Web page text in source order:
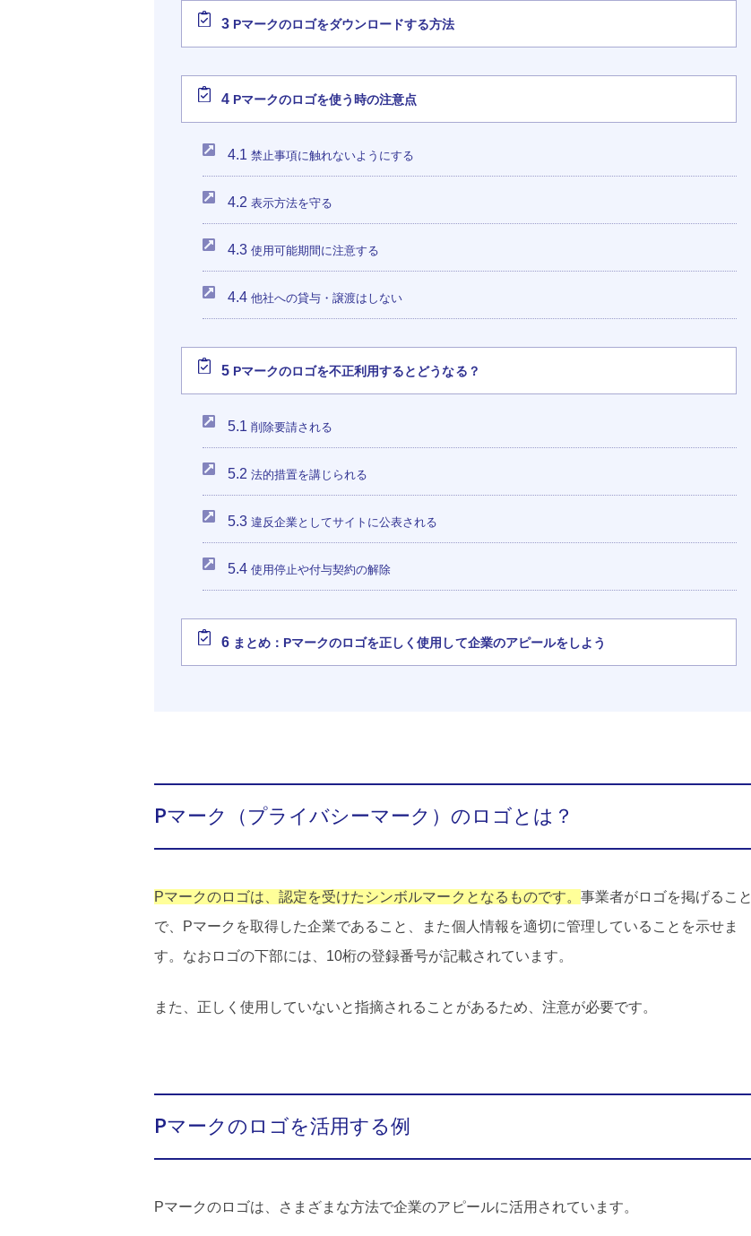
3 Pマークのロゴをダウンロードする方法
4 Pマークのロゴを使う時の注意点
4.1 禁止事項に触れないようにする
4.2 表示方法を守る
4.3 使用可能期間に注意する
4.4 他社への貸与・譲渡はしない
5 Pマークのロゴを不正利用するとどうなる？
5.1 削除要請される
5.2 法的措置を講じられる
5.3 違反企業としてサイトに公表される
5.4 使用停止や付与契約の解除
6 まとめ：Pマークのロゴを正しく使用して企業のアピールをしよう
Pマーク（プライバシーマーク）のロゴとは？
Pマークのロゴは、認定を受けたシンボルマークとなるものです。 事業者がロゴを掲げること
で、Pマークを取得した企業であること、また個人情報を適切に管理していることを示せま
す。なおロゴの下部には、10桁の登録番号が記載されています。
また、正しく使用していないと指摘されることがあるため、注意が必要です。
Pマークのロゴを活用する例
Pマークのロゴは、さまざまな方法で企業のアピールに活用されています。